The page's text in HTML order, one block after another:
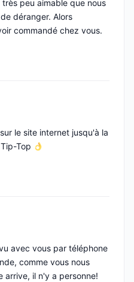
peu aimable que nous
déranger. Alors
commandé chez vous.
le site internet jusqu'à la
Top
avec vous par téléphone
comme vous nous
arrive, il n'y a personne!